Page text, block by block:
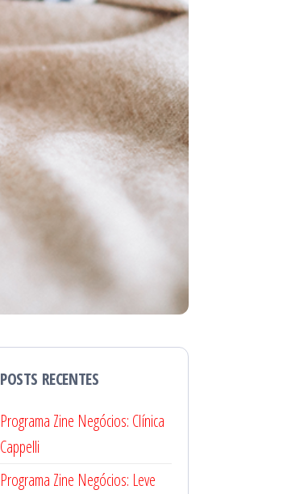
POSTS RECENTES
Programa Zine Negócios: Clínica
Cappelli
Programa Zine Negócios: Leve